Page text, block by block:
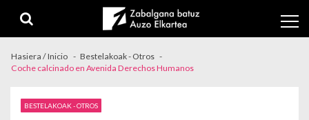
Hasiera / Inicio
Bestelakoak - Otros
Coche calcinado en Avenida Derechos Humanos
BESTELAKOAK - OTROS